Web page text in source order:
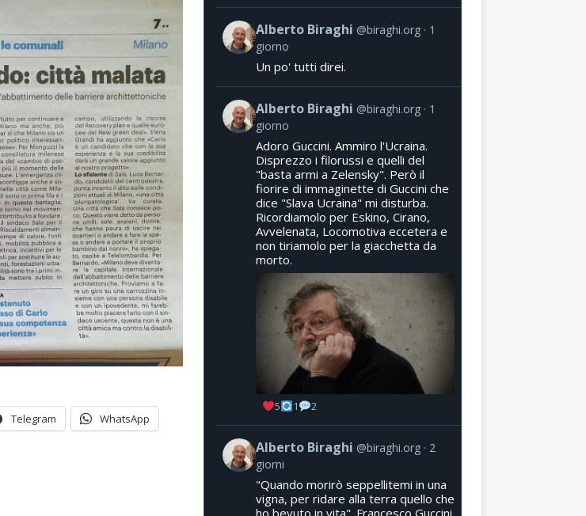
Telegram WhatsApp
Alberto Biraghi @biraghi.org
1
giorno
Un po' tutti direi.
Alberto Biraghi @biraghi.org
1
giorno
Adoro Guccini. Ammiro l'Ucraina.
Disprezzo i filorussi e quelli del
"basta armi a Zelensky". Però il
fiorire di immaginette di Guccini che
dice "Slava Ucraina" mi disturba.
Ricordiamolo per Eskino, Cirano,
Avvelenata, Locomotiva eccetera e
non tiriamolo per la giacchetta da
morto.
5 1 2
Alberto Biraghi @biraghi.org
2
giorni
"Quando morirò seppellitemi in una
vigna, per ridare alla terra quello che
ho bevuto in vita". Francesco Guccini